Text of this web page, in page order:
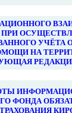
УЧЁТА
НА
ФОНДА